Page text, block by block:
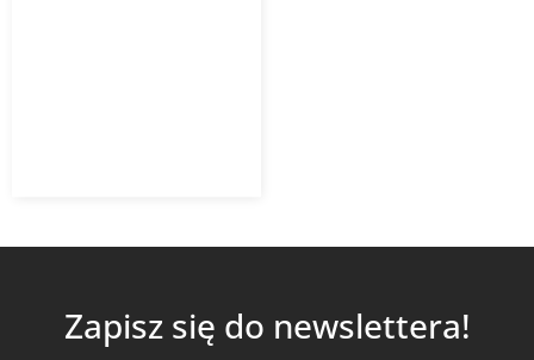
Zapisz się do newslettera!